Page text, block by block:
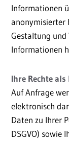
Informationen
anonymisierter
Gestaltung und
Informationen
Ihre Rechte
Auf Anfrage
elektronisch
Daten zu Ihrer
DSGVO) sowie